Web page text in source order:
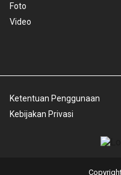
Foto
Video
Ketentuan Penggunaan
Kebijakan Privasi